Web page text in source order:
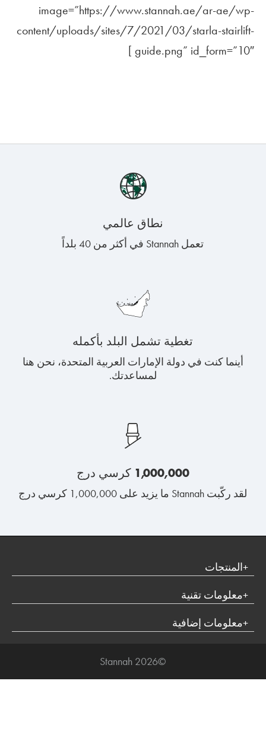
image=”https://www.stannah.ae/ar-ae/wp-
content/uploads/sites/7/2021/03/starla-stairlift-
guide.png” id_form=”10″ ]
نطاق عالمي
تعمل Stannah في أكثر من 40 بلداً
تغطية تشمل البلد بأكمله
أينما كنت في دولة الإمارات العربية المتحدة، نحن هنا
لمساعدتك.
1,000,000 كرسي درج
لقد ركّبت Stannah ما يزيد على 1,000,000 كرسي درج
المنتجات
كرسي الدرج
معلومات تقنية
شروط الاستخدام
معلومات إضافية
كيفية الشراء